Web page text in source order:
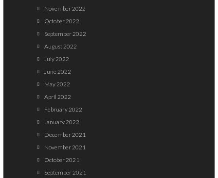
November 2022
October 2022
September 2022
August 2022
July 2022
June 2022
May 2022
April 2022
February 2022
January 2022
December 2021
November 2021
October 2021
September 2021